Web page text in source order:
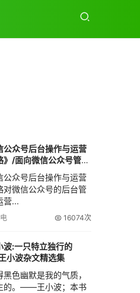
公众号后台操作与运营
》/面向微信公众号管理
人员
公众号后台操作与运营
对微信公众号的后台管
营...
16074次
波:一只特立独行的
小波杂文精选集
黑色幽默是我的气质，
的。――王小波；本书